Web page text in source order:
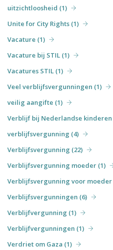
uitzichtloosheid (1)
Unite for City Rights (1)
Vacature (1)
Vacature bij STIL (1)
Vacatures STIL (1)
Veel verblijfsvergunningen (1)
veilig aangifte (1)
Verblijf bij Nederlandse kinderen
verblijfsvergunning (4)
Verblijfsvergunning (22)
Verblijfsvergunning moeder (1)
Verblijfsvergunning voor moeder
Verblijfsvergunningen (6)
Verblijfvergunning (1)
Verblijfvergunningen (1)
Verdriet om Gaza (1)